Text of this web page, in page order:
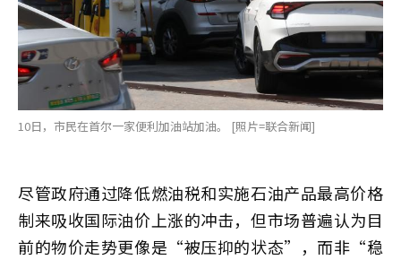
10日，市民在首尔一家便利加油站加油。 [照片=联合新闻]
尽管政府通过降低燃油税和实施石油产品最高价格
制来吸收国际油价上涨的冲击，但市场普遍认为目
前的物价走势更像是“被压抑的状态”，而非“稳